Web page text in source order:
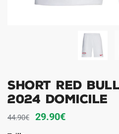
Short Red Bull
2024 Domicile
44.90€
Le
29.90€Le